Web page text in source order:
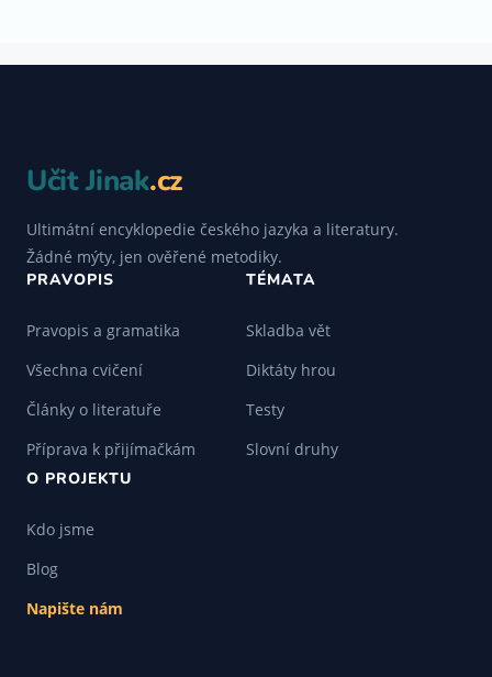
Učit Jinak.cz
Ultimátní encyklopedie českého jazyka a literatury.
Žádné mýty, jen ověřené metodiky.
PRAVOPIS
Pravopis a gramatika
Všechna cvičení
Články o literatuře
Příprava k přijímačkám
TÉMATA
Skladba vět
Diktáty hrou
Testy
Slovní druhy
O PROJEKTU
Kdo jsme
Blog
Napište nám